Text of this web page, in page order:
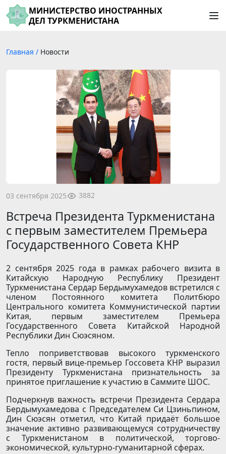
МИНИСТЕРСТВО ИНОСТРАННЫХ
ДЕЛ ТУРКМЕНИСТАНА
Главная / Новости
03 сентября 2025 3882
Встреча Президента Туркменистана
с первым заместителем Премьера
Государственного Совета КНР
2 сентября 2025 года в рамках рабочего визита в
Китайскую Народную Республику Президент
Туркменистана Сердар Бердымухамедов встретился с
членом Постоянного комитета Политбюро
Центрального комитета Коммунистической партии
Китая, первым замес­тителем Премьера
Государственного Совета Китайской Народной
Республики Дин Сюэсяном.
Тепло поприветствовав высокого туркменского
гостя, первый вице-премьер Госсовета КНР выразил
Президенту Туркменистана признательность за
принятое приглашение к участию в Саммите ШОС.
Подчеркнув важность встречи Президента Сердара
Бердымухамедова с Председателем Си Цзиньпином,
Дин Сюэсян отметил, что Китай придаёт большое
значение активно развивающемуся сотрудничеству
с Туркменистаном в политической, торгово-
экономической, культурно-гуманитарной сферах.